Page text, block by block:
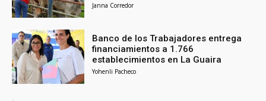
Janna Corredor
Banco de los Trabajadores entrega
financiamientos a 1.766
establecimientos en La Guaira
Yohenli Pacheco